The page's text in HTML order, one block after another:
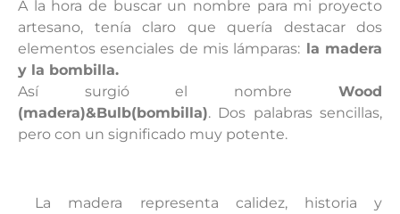
A la hora de buscar un nombre para mi proyecto
artesano, tenía claro que quería destacar dos
elementos esenciales de mis lámparas: la madera
y la bombilla.
Así surgió el nombre Wood
(madera)&Bulb(bombilla). Dos palabras sencillas,
pero con un significado muy potente.
La madera representa calidez, historia y